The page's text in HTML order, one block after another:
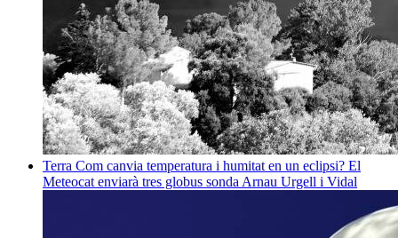
Terra Com canvia temperatura i humitat en un eclipsi? El
Meteocat enviarà tres globus sonda Arnau Urgell i Vidal